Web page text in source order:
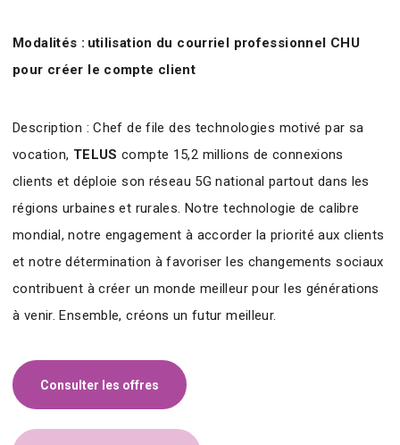
Modalités : utilisation du courriel professionnel CHU
pour créer le compte client
Description : Chef de file des technologies motivé par sa
vocation, TELUS compte 15,2 millions de connexions
clients et déploie son réseau 5G national partout dans les
régions urbaines et rurales. Notre technologie de calibre
mondial, notre engagement à accorder la priorité aux clients
et notre détermination à favoriser les changements sociaux
contribuent à créer un monde meilleur pour les générations
à venir. Ensemble, créons un futur meilleur.
Consulter les offres